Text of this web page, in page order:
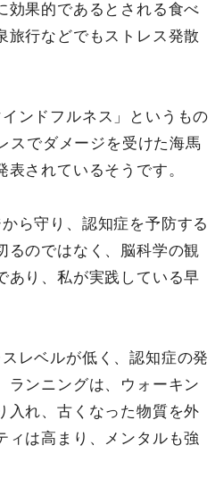
効果的であるとされる食べ
旅行などでもストレス発散
ンドフルネス」というもの
スでダメージを受けた海馬
されているそうです。
ら守り、認知症を予防する
るのではなく、脳科学の観
あり、私が実践している早
レベルが低く、認知症の発
ランニングは、ウォーキン
入れ、古くなった物質を外
ィは高まり、メンタルも強